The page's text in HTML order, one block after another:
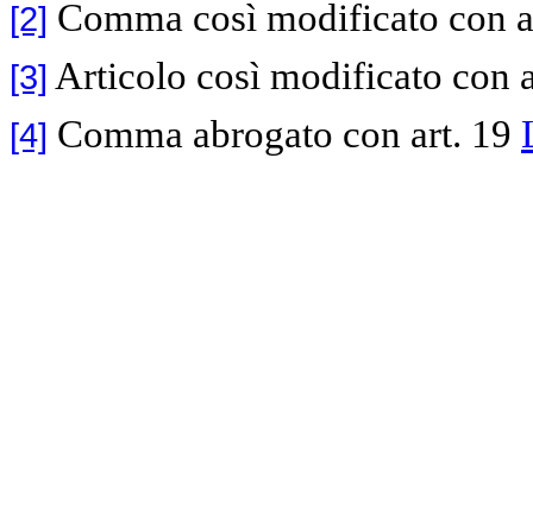
[2] Comma così modificato con
[3] Articolo così modificato con
[4] Comma abrogato con art. 19